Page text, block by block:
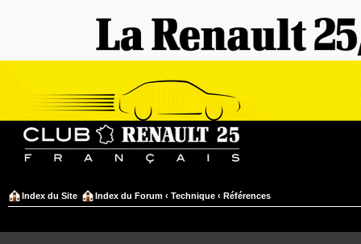
Index du Site Index du Forum ‹ Technique ‹ Références